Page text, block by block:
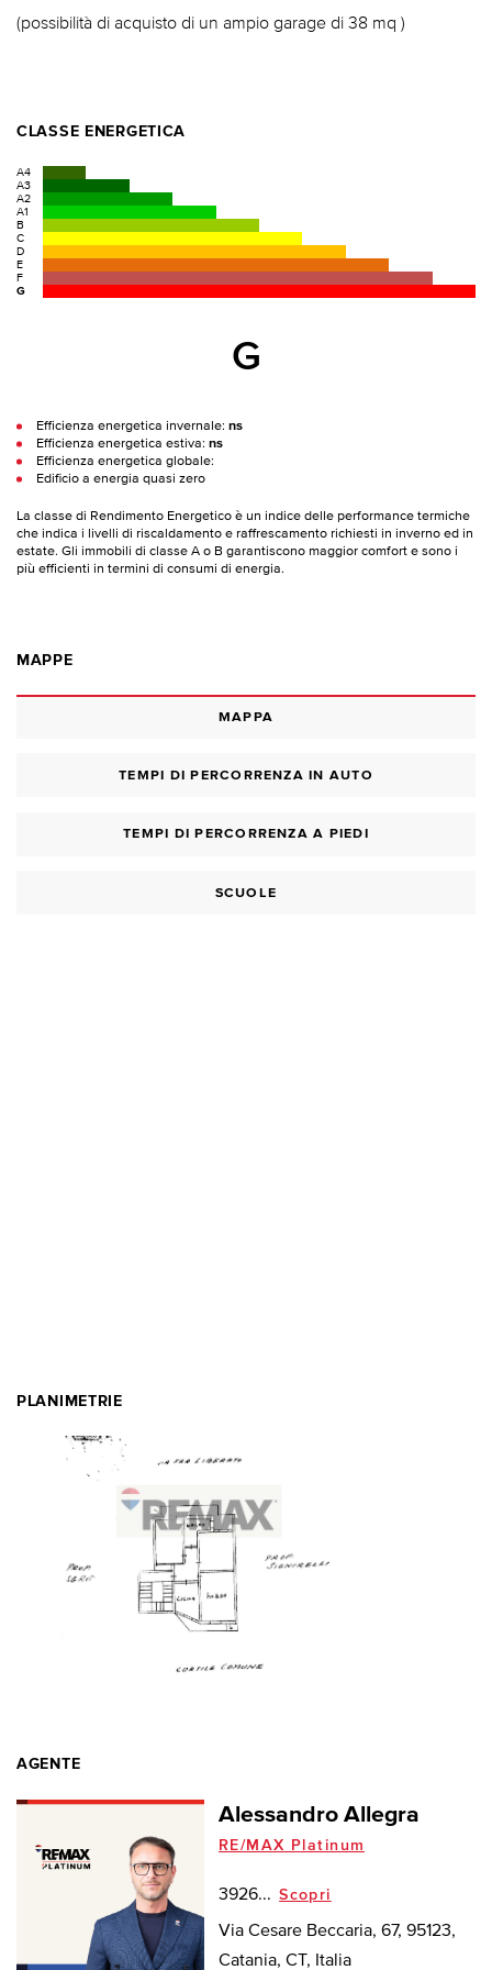
(possibilità di acquisto di un ampio garage di 38 mq )
CLASSE ENERGETICA
A4
A3
A2
A1
B
C
D
E
F
G
G
Efficienza energetica invernale: ns
Efficienza energetica estiva: ns
Efficienza energetica globale:
Edificio a energia quasi zero
La classe di Rendimento Energetico è un indice delle performance termiche
che indica i livelli di riscaldamento e raffrescamento richiesti in inverno ed in
estate. Gli immobili di classe A o B garantiscono maggior comfort e sono i
più efficienti in termini di consumi di energia.
MAPPE
MAPPA
TEMPI DI PERCORRENZA IN AUTO
TEMPI DI PERCORRENZA A PIEDI
SCUOLE
PLANIMETRIE
AGENTE
Alessandro Allegra
RE/MAX Platinum
3926... Scopri
Via Cesare Beccaria, 67, 95123,
Catania, CT, Italia